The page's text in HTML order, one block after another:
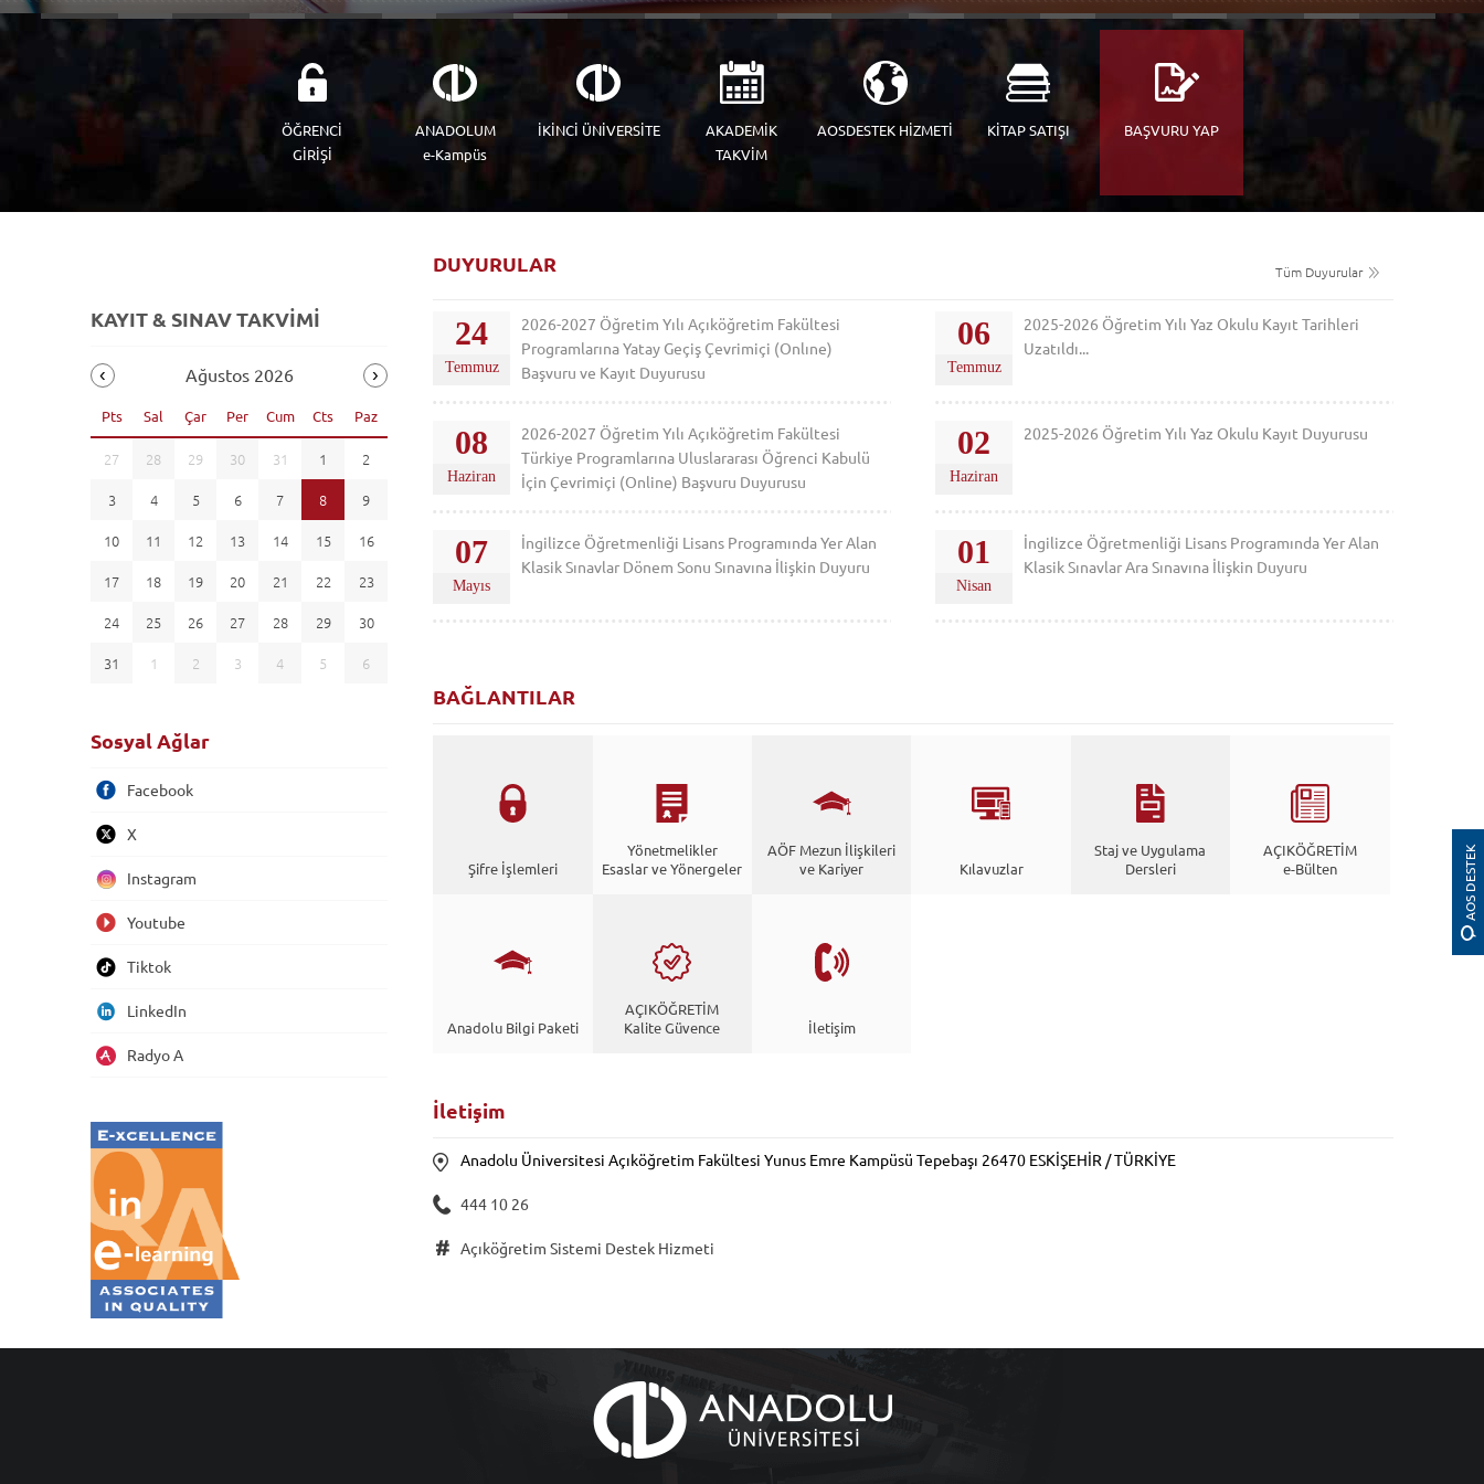
ÖĞRENCİ
GİRİŞİ
ANADOLUM
e-Kampüs
İKİNCİ ÜNİVERSİTE
AKADEMİK
TAKVİM
AOSDESTEK HİZMETİ KİTAP SATIŞI BAŞVURU YAP
DUYURULAR Tüm Duyurular
24
Temmuz
2026-2027 Öğretim Yılı Açıköğretim Fakültesi
Programlarına Yatay Geçiş Çevrimiçi (Onlıne)
Başvuru ve Kayıt Duyurusu
06
Temmuz
2025-2026 Öğretim Yılı Yaz Okulu Kayıt Tarihleri
Uzatıldı...
08
Haziran
2026-2027 Öğretim Yılı Açıköğretim Fakültesi
Türkiye Programlarına Uluslararası Öğrenci Kabulü
İçin Çevrimiçi (Online) Başvuru Duyurusu
02
Haziran
2025-2026 Öğretim Yılı Yaz Okulu Kayıt Duyurusu
07
Mayıs
İngilizce Öğretmenliği Lisans Programında Yer Alan
Klasik Sınavlar Dönem Sonu Sınavına İlişkin Duyuru
01
Nisan
İngilizce Öğretmenliği Lisans Programında Yer Alan
Klasik Sınavlar Ara Sınavına İlişkin Duyuru
BAĞLANTILAR
Şifre İşlemleri
Yönetmelikler
Esaslar ve Yönergeler
AÖF Mezun İlişkileri
ve Kariyer
Kılavuzlar
Staj ve Uygulama
Dersleri
AÇIKÖĞRETİM
e-Bülten
Anadolu Bilgi Paketi
AÇIKÖĞRETİM
Kalite Güvence
İletişim
İletişim
Anadolu Üniversitesi Açıköğretim Fakültesi Yunus Emre Kampüsü Tepebaşı 26470 ESKİŞEHİR / TÜRKİYE
444 10 26
Açıköğretim Sistemi Destek Hizmeti
KAYIT & SINAV TAKVİMİ
Ağustos 2026
Pts Sal Çar Per Cum Cts Paz
27 28 29 30 31 1
2
3
4 5 6 7 8
9
10
11 12 13 14 15
16
17
18 19 20 21 22
23
24
25 26 27 28 29
30
31
1 2 3 4 5 6
Sosyal Ağlar
Facebook
X
Instagram
Youtube
Tiktok
LinkedIn
Radyo A
AOS DESTEK